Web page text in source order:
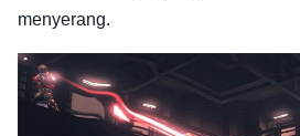
menyerang.